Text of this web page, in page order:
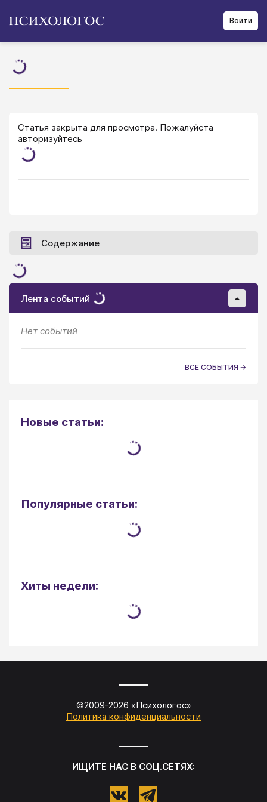
Войти
Статья закрыта для просмотра. Пожалуйста
авторизуйтесь
Содержание
Лента событий
Нет событий
ВСЕ СОБЫТИЯ
Новые статьи:
Популярные статьи:
Хиты недели:
©2009-2026 «Психологос»
Политика конфиденциальности
ИЩИТЕ НАС В СОЦ.СЕТЯХ: